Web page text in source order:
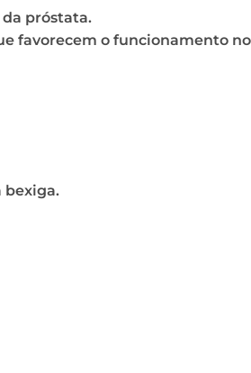
próstata.
favorecem o funcionamento
bexiga.